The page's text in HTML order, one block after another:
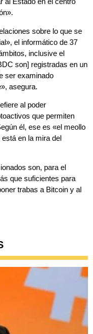
sobre lo que se
el informático de 37
inclusive el
son] registradas en un
ser examinado
asegura.
al poder
que permiten
él, ese es «el meollo
en la mira del
son, para el
que suficientes para
trabas a Bitcoin y al